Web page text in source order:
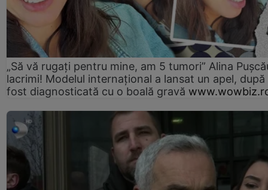
„Să vă rugați pentru mine, am 5 tumori” Alina
lacrimi! Modelul internațional a lansat un apel, după
fost diagnosticată cu o boală gravă